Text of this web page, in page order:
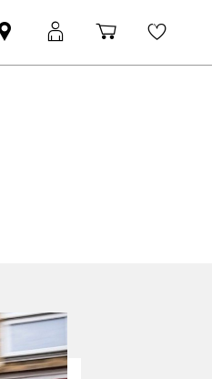
Pesquisar
parceiro
Iniciar
sessão
Carrinho
de